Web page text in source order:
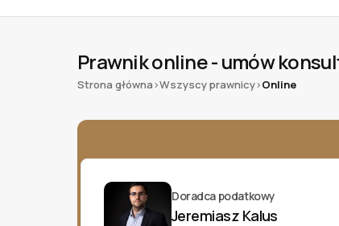
Prawnik online - umów
Strona główna>Wszyscy prawnicy>Online
Doradca podatkowy
Jeremiasz Kalus